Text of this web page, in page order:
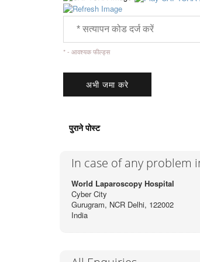
* - आवश्यक फील्ड्स
पुराने पोस्ट
In case of any problem
World Laparoscopy Hospital
Cyber City
Gurugram, NCR Delhi, 122002
India